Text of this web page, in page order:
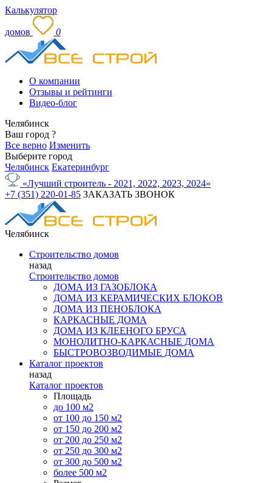
Калькулятор
домов 0
О компании
Отзывы и рейтинги
Видео-блог
Челябинск
Ваш город ?
Все верно Изменить
Выберите город
Челябинск Екатеринбург
«Лучший строитель - 2021, 2022, 2023, 2024»
+7 (351) 220-01-85 ЗАКАЗАТЬ ЗВОНОК
Челябинск
Строительство домов
назад
Строительство домов
ДОМА ИЗ ГАЗОБЛОКА
ДОМА ИЗ КЕРАМИЧЕСКИХ БЛОКОВ
ДОМА ИЗ ПЕНОБЛОКА
КАРКАСНЫЕ ДОМА
ДОМА ИЗ КЛЕЕНОГО БРУСА
МОНОЛИТНО-КАРКАСНЫЕ ДОМА
БЫСТРОВОЗВОДИМЫЕ ДОМА
Каталог проектов
назад
Каталог проектов
Площадь
до 100 м2
от 100 до 150 м2
от 150 до 200 м2
от 200 до 250 м2
от 250 до 300 м2
от 300 до 500 м2
более 500 м2